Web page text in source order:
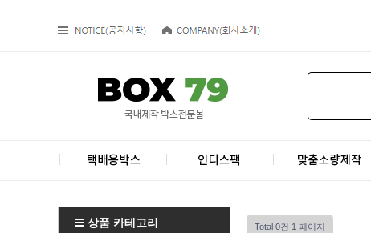
상품 카테고리 Total 0건 1 페이지